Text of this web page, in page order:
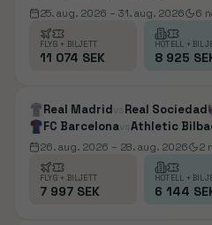
25. aug. 2026 – 31. aug. 2026 6
FLYG + BILJETT
11 074 SEK
HOTELL +
8 925
Real Madrid vs Real Sociedad
FC Barcelonavs Athletic
26. aug. 2026 – 28. aug. 2026 2
FLYG + BILJETT
7 997 SEK
HOTELL +
6 144